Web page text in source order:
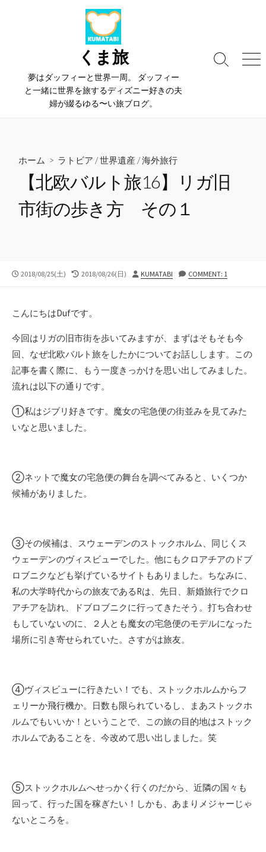
くま旅
夢はダッフィーと世界一周。 ダッフィー
と一緒に世界を旅するディズニー好きの夫
婦が綴るゆる〜い旅ブログ。
検
メ
ホーム > ラトビア /世界遺産 /海外旅行
【北欧バルト旅16】リガ旧
市街の歩き方 その１
公
2018/08/25(土)
最
日
2018/08/26(日)
投
KUMATABI COMMENT: 1
こんにちはDufです。
今回はリガの旧市街を歩いてみますが、まずはそもそも今
回、なぜ北欧バルト旅をしたかについてお話しします。この
記事を書く際に、もう一度きっかけを思い出してみました。
流れは以下の通りです。
①私はジブリ好きです。魔女の宅急便の街並みを見てみた
いなと思いました。
②ネットで魔女の宅急便の舞台を調べてみると、いくつか
候補がありました。
③その候補は、スウェーデンのストックホルム、同じくス
ウェーデンのヴィスビューでした。他にもクロアチアのドブ
ロブニクなども挙げているサイトもありました。ちなみに、
私の大学時代からの旅友であるRは、先日、新婚旅行でクロ
アチアを訪れ、ドブロブニクに行ってきたそう。打ち合わせ
もしていないのに、２人とも魔女の宅急便のモデルになった
場所に引き寄せられていた。さすがは旅友。
④ヴィスビューに行きたい！でも、ストックホルムからフ
ェリーか飛行機か。日数も限られているし、まあストックホ
ルムでもいいか！ということで、この旅の目的地はストック
ホルムであることを、今改めて思い出しました。笑
⑤ストックホルムへせっかく行くのだから、近隣の国々も
回って、行った国を稼ぎたい！しかも、あまりメジャーじゃ
ないところを。